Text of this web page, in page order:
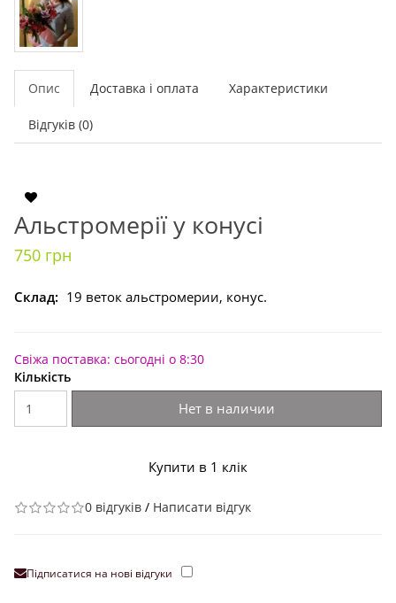
Опис Доставка і оплата Характеристики
Відгуків (0)
Альстромерії у конусі
750 грн
Склад: 19 веток альстромерии, конус.
Свіжа поставка: сьогодні о 8:30
Кількість
Нет в наличии
Купити в 1 клік
0 відгуків / Написати відгук
Підписатися на нові відгуки